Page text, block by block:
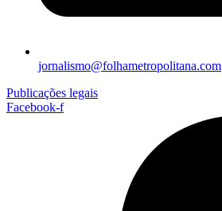
jornalismo@folhametropolitana.com
Publicações legais
Facebook-f